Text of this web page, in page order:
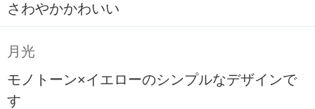
さわやかかわいい
月光
モノトーン×イエローのシンプルなデザインで
す